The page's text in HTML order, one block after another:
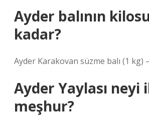
Ayder balının
kadar?
Ayder Karakovan süzme balı (1 kg)
Ayder Yaylası neyi
meşhur?